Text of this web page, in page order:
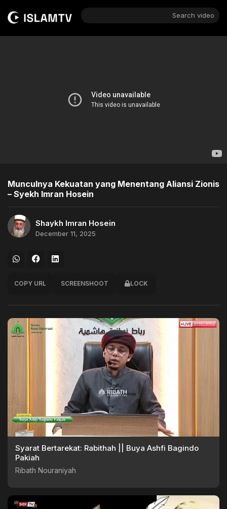
Search video
Munculnya Kekuatan yang Menentang Aliansi Zionis
– Syekh Imran Hosein
Shaykh Imran Hosein
December 11, 2025
COPY URL SCREENSHOOT LOCK
Syarat Bertarekat: Rabithah || Buya Ashfi Bagindo
Pakiah
Ribath Nouraniyah